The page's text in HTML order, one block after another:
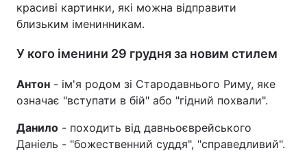
красиві картинки, які можна відправити
близьким іменинникам.
У кого іменини 29 грудня за новим стилем
Антон - ім'я родом зі Стародавнього Риму, яке
означає "вступати в бій" або "гідний похвали".
Данило - походить від давньоєврейського
Даніель - "божественний суддя", "справедливий".